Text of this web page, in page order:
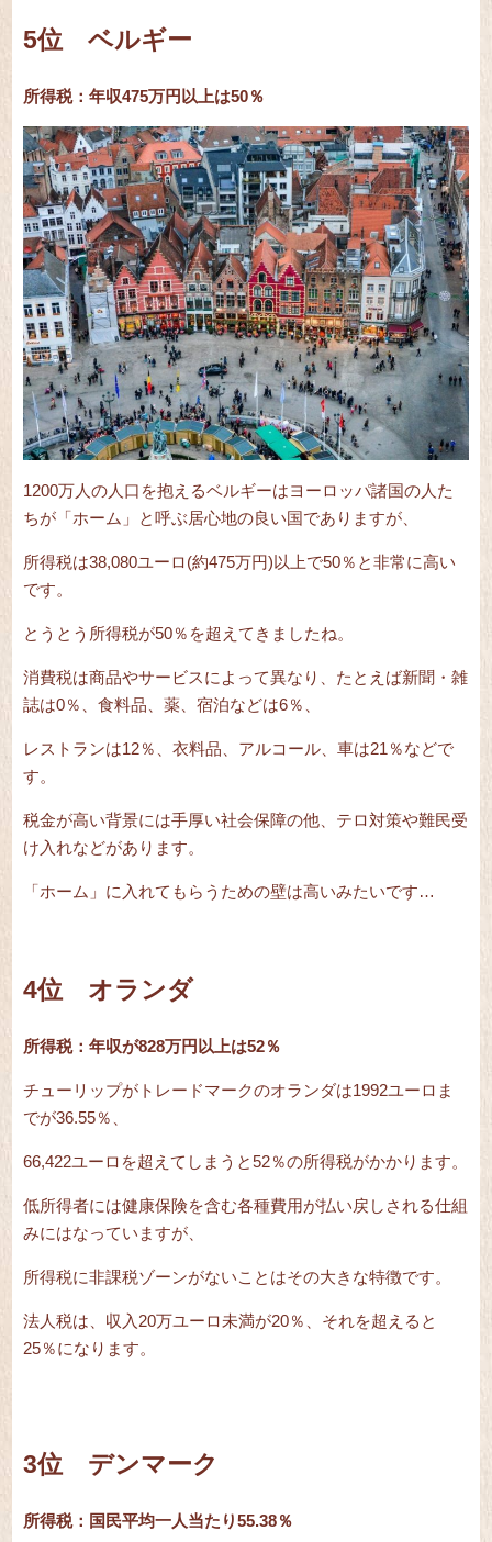
5位 ベルギー
所得税：年収475万円以上は50％
1200万人の人口を抱えるベルギーはヨーロッパ諸国の人た
ちが「ホーム」と呼ぶ居心地の良い国でありますが、
所得税は38,080ユーロ(約475万円)以上で50％と非常に高い
です。
とうとう所得税が50％を超えてきましたね。
消費税は商品やサービスによって異なり、たとえば新聞・雑
誌は0％、食料品、薬、宿泊などは6％、
レストランは12％、衣料品、アルコール、車は21％などで
す。
税金が高い背景には手厚い社会保障の他、テロ対策や難民受
け入れなどがあります。
「ホーム」に入れてもらうための壁は高いみたいです…
4位 オランダ
所得税：年収が828万円以上は52％
チューリップがトレードマークのオランダは1992ユーロま
でが36.55％、
66,422ユーロを超えてしまうと52％の所得税がかかります。
低所得者には健康保険を含む各種費用が払い戻しされる仕組
みにはなっていますが、
所得税に非課税ゾーンがないことはその大きな特徴です。
法人税は、収入20万ユーロ未満が20％、それを超えると
25％になります。
3位 デンマーク
所得税：国民平均一人当たり55.38％